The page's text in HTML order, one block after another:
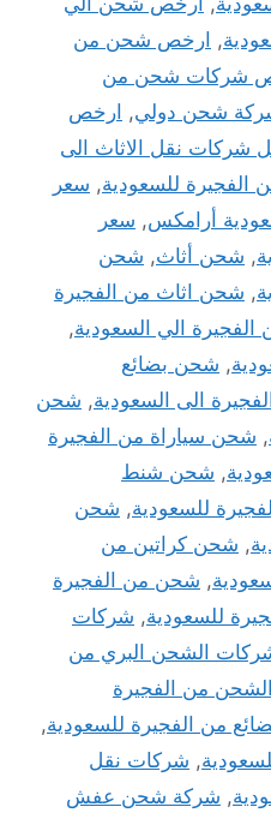
, ارخص شحن من
شركات شحن من
شحن دولي, ارخص
شركات نقل الاثاث الى
للسعودية, سعر
أرامكس, سعر
, شحن أثاث, شحن
, شحن اثاث من الفجيرة
الي السعودية,
, شحن بضائع
الى السعودية, شحن
, شحن سياراة من الفجيرة
, شحن شنط
للسعودية, شحن
, شحن كراتين من
, شحن من الفجيرة
للسعودية, شركات
الشحن البري من
من الفجيرة
من الفجيرة للسعودية,
, شركات نقل
, شركة شحن عفش